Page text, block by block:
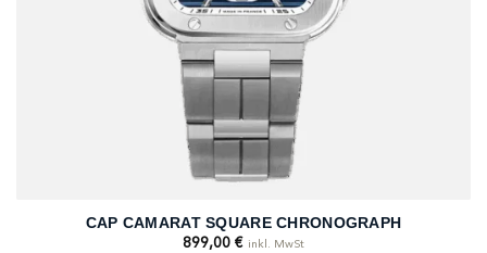
CAP CAMARAT SQUARE CHRONOGRAPH
899,00 € inkl. MwSt